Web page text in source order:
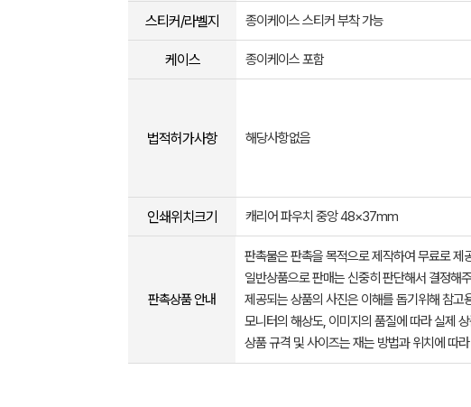
스티커/라벨지 종이케이스 스티커 부착 가능
케이스 종이케이스 포함
법적허가사항 해당사항없음
인쇄위치크기 캐리어 파우치 중앙 48×37mm
판촉상품 안내
판촉물은 판촉을 목적으로 제작하여 무료로 제
일반상품으로 판매는 신중히 판단해서 결정해
제공되는 상품의 사진은 이해를 돕기위해 참고
모니터의 해상도, 이미지의 품질에 따라 실제
상품 규격 및 사이즈는 재는 방법과 위치에 따